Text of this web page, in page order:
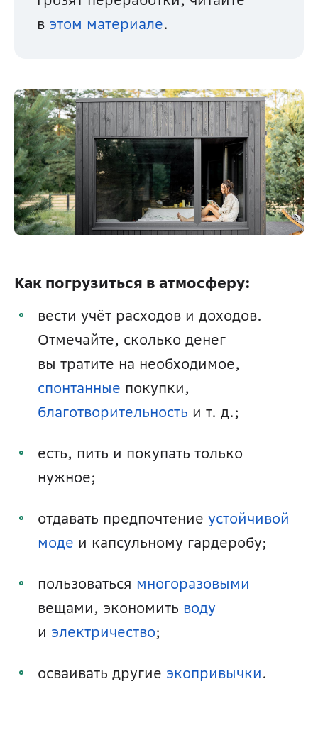
в этом материале.
Как погрузиться в атмосферу:
вести учёт расходов и доходов.
Отмечайте, сколько денег
спонтанные
благотворительность и т. д.;
есть, пить и покупать только
нужное;
отдавать предпочтение устойчивой
моде и капсульному гардеробу;
пользоваться многоразовыми
вещами, экономить воду
и электричество;
осваивать другие экопривычки.